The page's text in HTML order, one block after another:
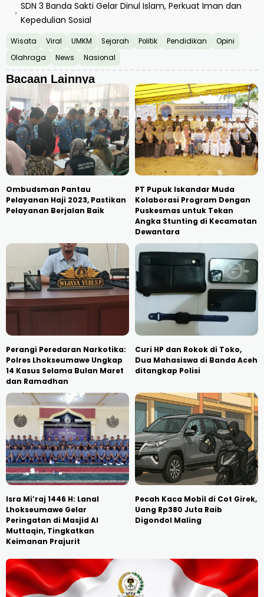
›
SDN 3 Banda Sakti Gelar Dinul Islam, Perkuat Iman dan
Kepedulian Sosial
Wisata Viral UMKM Sejarah Politik Pendidikan
Opini
Olahraga
News Nasional
Bacaan Lainnya
Ombudsman Pantau
Pelayanan Haji 2023, Pastikan
Pelayanan Berjalan Baik
PT Pupuk Iskandar Muda
Kolaborasi Program Dengan
Puskesmas untuk Tekan
Angka Stunting di Kecamatan
Dewantara
Perangi Peredaran Narkotika:
Polres Lhokseumawe Ungkap
14 Kasus Selama Bulan Maret
dan Ramadhan
Curi HP dan Rokok di Toko,
Dua Mahasiswa di Banda Aceh
ditangkap Polisi
Isra Mi’raj 1446 H: Lanal
Lhokseumawe Gelar
Peringatan di Masjid Al
Muttaqin, Tingkatkan
Keimanan Prajurit
Pecah Kaca Mobil di Cot Girek,
Uang Rp380 Juta Raib
Digondol Maling